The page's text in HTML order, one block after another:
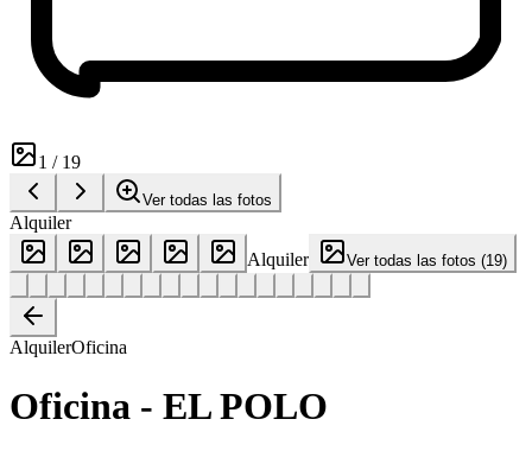
1 / 19
Ver todas las fotos
Alquiler
Alquiler
Ver todas las fotos (19)
AlquilerOficina
Oficina - EL POLO